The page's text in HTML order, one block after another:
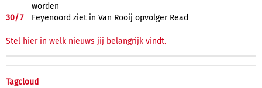
worden
30/7 Feyenoord ziet in Van Rooij opvolger Read
Stel hier in welk nieuws jij belangrijk vindt.
Tagcloud